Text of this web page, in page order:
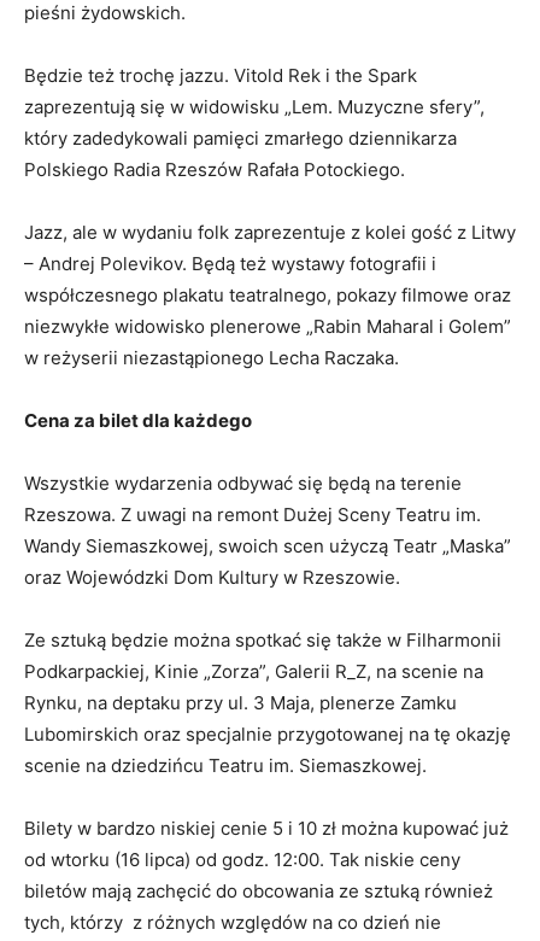
pieśni żydowskich.
Będzie też trochę jazzu. Vitold Rek i the Spark
zaprezentują się w widowisku „Lem. Muzyczne sfery”,
który zadedykowali pamięci zmarłego dziennikarza
Polskiego Radia Rzeszów Rafała Potockiego.
Jazz, ale w wydaniu folk zaprezentuje z kolei gość z Litwy
– Andrej Polevikov. Będą też wystawy fotografii i
współczesnego plakatu teatralnego, pokazy filmowe oraz
niezwykłe widowisko plenerowe „Rabin Maharal i Golem”
w reżyserii niezastąpionego Lecha Raczaka.
Cena za bilet dla każdego
Wszystkie wydarzenia odbywać się będą na terenie
Rzeszowa. Z uwagi na remont Dużej Sceny Teatru im.
Wandy Siemaszkowej, swoich scen użyczą Teatr „Maska”
oraz Wojewódzki Dom Kultury w Rzeszowie.
Ze sztuką będzie można spotkać się także w Filharmonii
Podkarpackiej, Kinie „Zorza”, Galerii R_Z, na scenie na
Rynku, na deptaku przy ul. 3 Maja, plenerze Zamku
Lubomirskich oraz specjalnie przygotowanej na tę okazję
scenie na dziedzińcu Teatru im. Siemaszkowej.
Bilety w bardzo niskiej cenie 5 i 10 zł można kupować już
od wtorku (16 lipca) od godz. 12:00. Tak niskie ceny
biletów mają zachęcić do obcowania ze sztuką również
tych, którzy z różnych względów na co dzień nie